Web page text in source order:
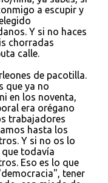
a escupir y
Y si no haces
chorradas
calle.
de pacotilla.
que ya no
en los noventa,
era orégano
trabajadores
hasta los
Y si no os lo
que todavía
Eso es lo que
tener